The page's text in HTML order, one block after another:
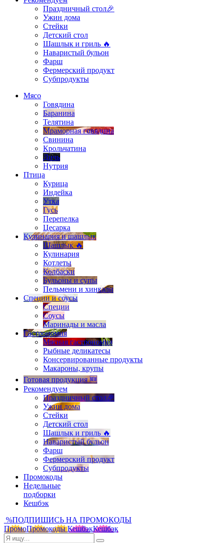
Праздничный стол🎉
Ужин дома
Стейки
Детский стол
Шашлык и гриль 🔥
Наваристый бульон
Фарш
Фермерский продукт
Субпродукты
Мясо
Говядина
Баранина
Телятина
Мраморная говядина
Свинина
Крольчатина
Дичь
Нутрия
Птица
Курица
Индейка
Утка
Гусь
Перепелка
Цесарка
Кулинария и шашлык
Шашлык 🔥
Кулинария
Котлеты
Колбаски
Бульоны и супы
Пельмени и хинкали
Специи и соусы
Специи
Соусы
Маринады и масла
Гастрономия
Мясная гастрономия
Рыбные деликатесы
Консервированные продукты
Макароны, крупы
Готовая продукция 🆕
Рекомендуем
Праздничный стол🎉
Ужин дома
Стейки
Детский стол
Шашлык и гриль 🔥
Наваристый бульон
Фарш
Фермерский продукт
Субпродукты
Промокоды
Недельные
подборки
Кешбэк
%ПОДПИШИСЬ НА ПРОМОКОДЫ
ПромоПромокоды КешбэкКешбэк